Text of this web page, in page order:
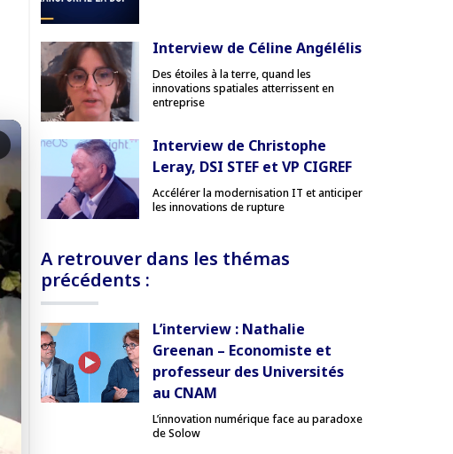
Interview de Céline Angélélis
Des étoiles à la terre, quand les
innovations spatiales atterrissent en
entreprise
Interview de Christophe
Leray, DSI STEF et VP CIGREF
Accélérer la modernisation IT et anticiper
les innovations de rupture
A retrouver dans les thémas
précédents :
L’interview : Nathalie
Greenan – Economiste et
professeur des Universités
au CNAM
L’innovation numérique face au paradoxe
de Solow